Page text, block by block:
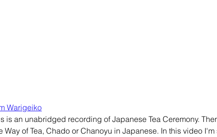
Warigeiko
is an unabridged recording of Japanese Tea Ceremony.
Way of Tea, Chado or Chanoyu in Japanese. In this video